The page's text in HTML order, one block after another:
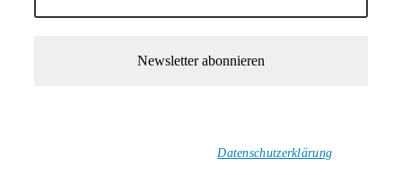
Datenschutzerklärung